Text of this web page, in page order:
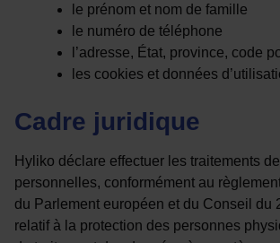
le prénom et nom de famille
le numéro de téléphone
l’adresse, État, province, code
les cookies et données
Cadre juridique
Hyliko déclare effectuer les traitements
personnelles, conformément au
du Parlement européen et du Conseil du
relatif à la protection des personnes